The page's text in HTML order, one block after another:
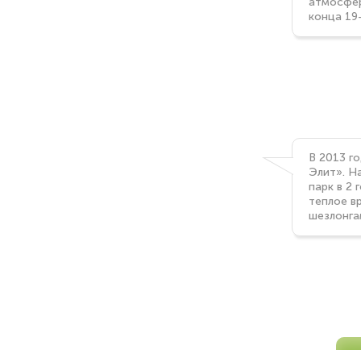
конца
В 2013
Элит».
парк в 2
теплое